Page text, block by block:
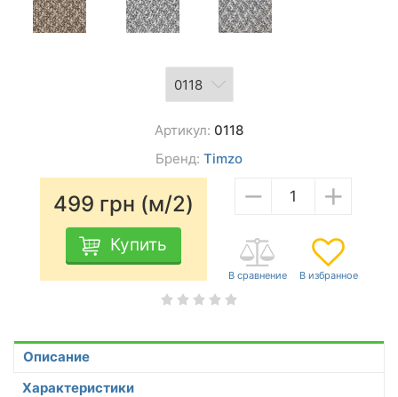
Артикул: 0118
Бренд: Timzo
499 грн (м/2)
Купить
− +
Описание
Характеристики